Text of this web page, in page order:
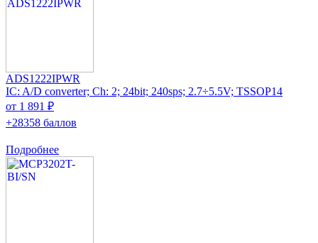
ADS1222IPWR
IC: A/D converter; Ch: 2; 24bit; 240sps; 2.7÷5.5V; TSSOP14
от 1 891 ₽
+28358 баллов
Подробнее